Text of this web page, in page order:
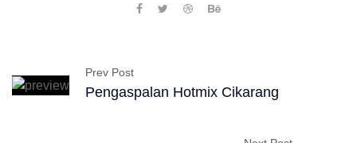
Prev Post
Pengaspalan Hotmix Cikarang